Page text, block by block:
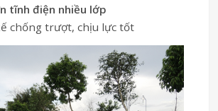
tĩnh điện nhiều lớp
chống trượt, chịu lực tốt